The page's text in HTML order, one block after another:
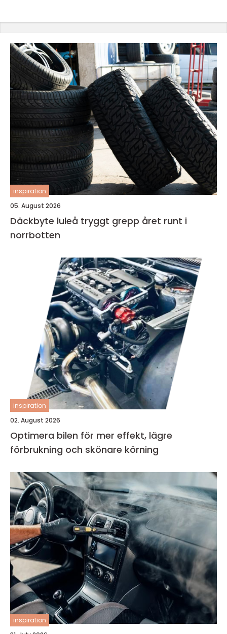
inspiration
05. August 2026
Däckbyte luleå tryggt grepp året runt i
norrbotten
inspiration
02. August 2026
Optimera bilen för mer effekt, lägre
förbrukning och skönare körning
inspiration